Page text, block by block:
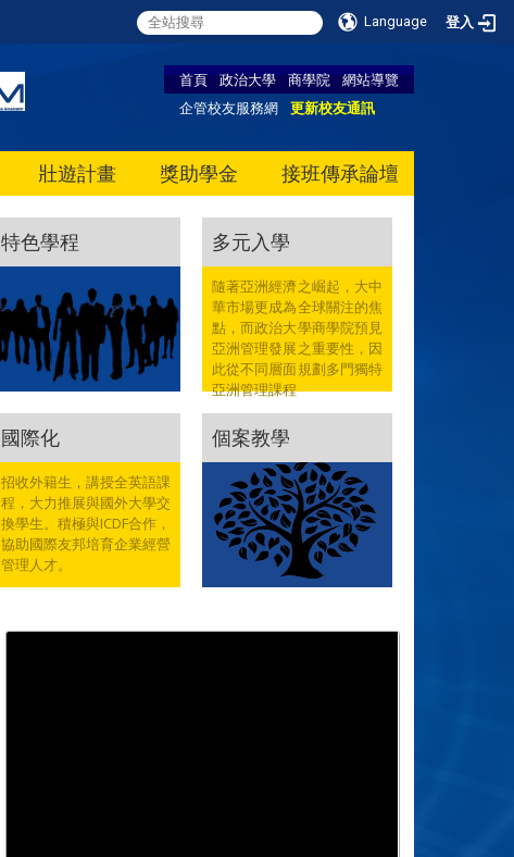
Language 登入
首頁 政治大學 商學院
網站導覽
企管校友服務網
更新校友通訊
壯遊計畫 獎助學金 接班傳承論壇
特色學程 多元入學
隨著亞洲經濟之崛起，大中
華市場更成為全球關注的焦
點，而政治大學商學院預見
亞洲管理發展之重要性，因
此從不同層面規劃多門獨特
亞洲管理課程
國際化
招收外籍生，講授全英語課
程，大力推展與國外大學交
換學生。積極與ICDF合作，
協助國際友邦培育企業經營
管理人才。
個案教學